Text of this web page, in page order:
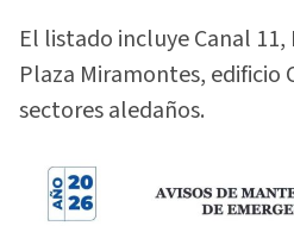
El listado incluye Canal 11,
Plaza Miramontes, edificio
sectores aledaños.